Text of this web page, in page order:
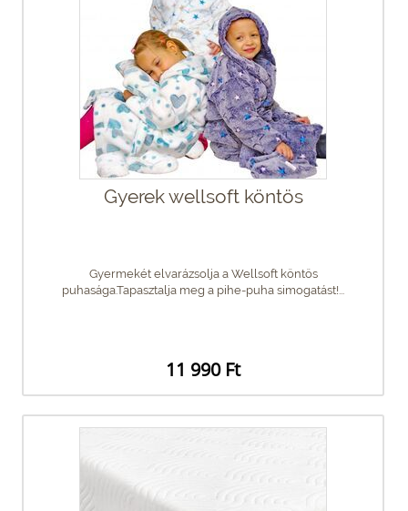
Gyerek wellsoft köntös
Gyermekét elvarázsolja a Wellsoft köntös
puhasága.Tapasztalja meg a pihe-puha simogatást!...
11 990 Ft